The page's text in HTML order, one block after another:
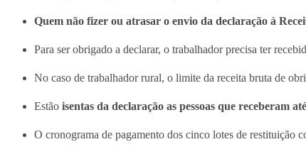
Quem não fizer ou atrasar o envio da declaração à
Para ser obrigado a declarar, o trabalhador precisa ter
No caso de trabalhador rural, o limite da receita bruta de
Estão isentas da declaração as pessoas que receberam
O cronograma de pagamento dos cinco lotes de restituição